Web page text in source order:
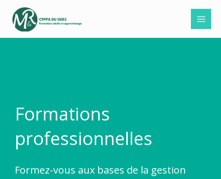
contenu
Formations
professionnelles
Formez-vous aux bases de la gestion